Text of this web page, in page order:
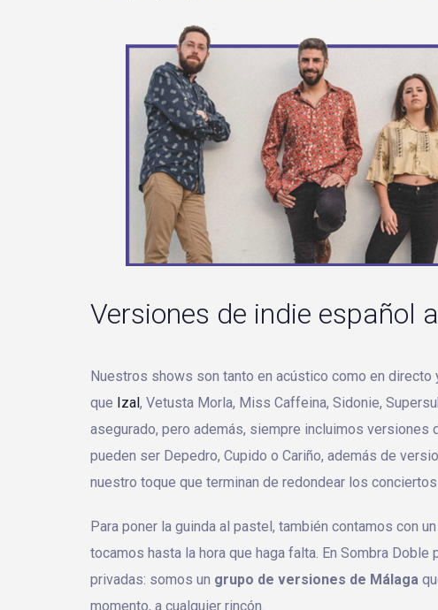
Versiones de indie español
Nuestros shows son tanto en acústico como en
que Izal, Vetusta Morla, Miss Caffeina, Sidonie,
asegurado, pero además, siempre incluimos
pueden ser Depedro, Cupido o Cariño, además de
nuestro toque que terminan de redondear los
Para poner la guinda al pastel, también contamos con
tocamos hasta la hora que haga falta. En Sombra
privadas: somos un grupo de versiones de Málaga
momento, a cualquier rincón.